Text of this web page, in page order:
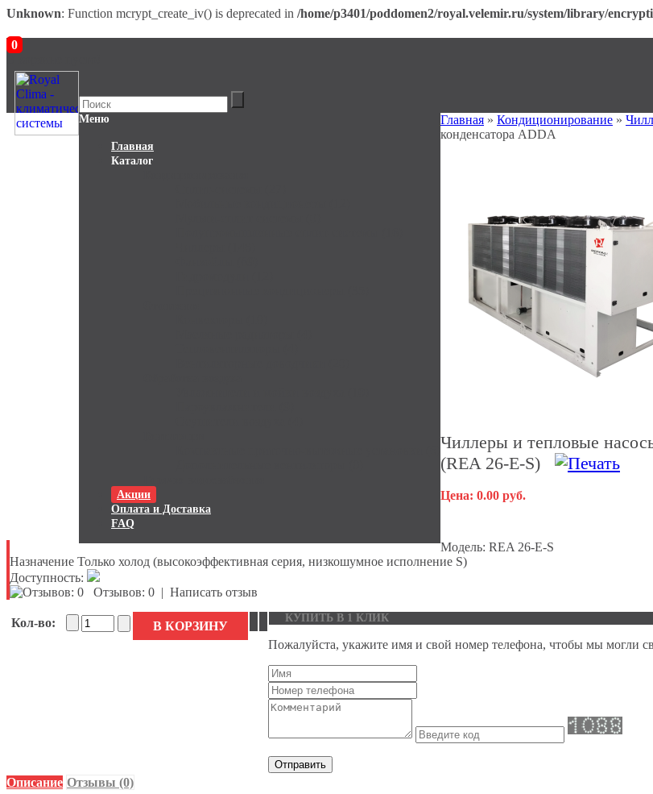
Unknown: Function mcrypt_create_iv() is deprecated in /home/p3401/poddomen2/royal.velemir.ru/system/library/
0
Меню
Главная
Каталог
Акции
Оплата и Доставка
FAQ
Главная » Кондиционирование »
конденсатора ADDA
Чиллеры и тепловые
(REA 26-E-S)
Цена: 0.00 руб.
Модель: REA 26-E-S
Назначение Только холод (высокоэффективная серия, низкошумное исполнение S)
Доступность:
Отзывов: 0 | Написать отзыв
Кол-во: В КОРЗИНУ
КУПИТЬ В 1 КЛИК
Пожалуйста, укажите имя и свой номер телефона, чтобы мы могли
Отправить
Описание Отзывы (0)